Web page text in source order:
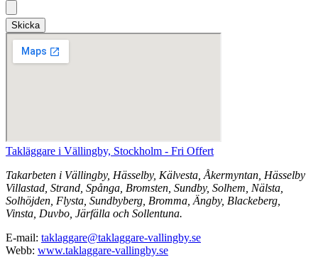
Skicka
Takläggare i Vällingby, Stockholm - Fri Offert
Takarbeten i Vällingby, Hässelby, Kälvesta, Åkermyntan, Hässelby
Villastad, Strand, Spånga, Bromsten, Sundby, Solhem, Nälsta,
Solhöjden, Flysta, Sundbyberg, Bromma, Ängby, Blackeberg,
Vinsta, Duvbo, Järfälla och Sollentuna.
E-mail: taklaggare@taklaggare-vallingby.se
Webb: www.taklaggare-vallingby.se